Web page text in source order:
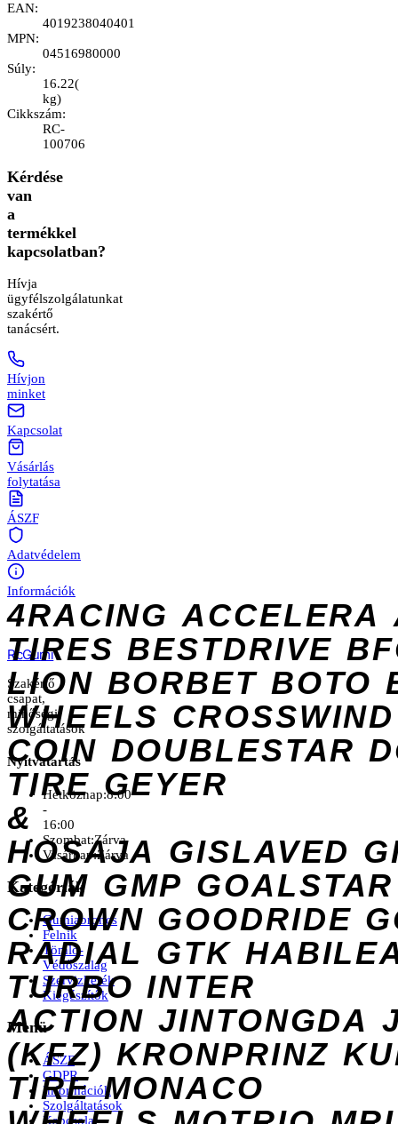
EAN:
4019238040401
MPN:
04516980000
Súly:
16.22(
kg)
Cikkszám:
RC-
100706
Kérdése
van
a
termékkel
kapcsolatban?
Hívja
ügyfélszolgálatunkat
szakértő
tanácsért.
Hívjon
minket
Kapcsolat
Vásárlás
folytatása
ÁSZF
Adatvédelem
Információk
4RACING ACCELERA
TIRES BESTDRIVE
LION BORBET BOTO
WHEELS CROSSWIND
COIN DOUBLESTAR
TIRE GEYER
&
HOSAJA GISLAVED
GUM GMP GOALSTAR
CROWN GOODRIDE
RADIAL GTK
TURBO INTER
ACTION JINTONGDA
(KFZ) KRONPRINZ
TIRE MONACO
RcGumi
Szakértő
csapat,
minőségi
szolgáltatások
Nyitvatartás
Hétköznap:8:00
-
16:00
Szombat:Zárva
Vasárnap:Zárva
Kategóriák
Gumiabroncs
Felnik
Tömlő-
Védőszalag
Szervizkerék
Kiegészítők
Menü
ÁSZF
GDPR
Információk
Szolgáltatások
Kapcsolat